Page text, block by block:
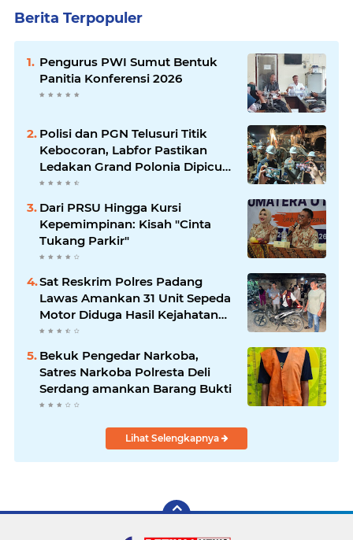
Berita Terpopuler
Pengurus PWI Sumut Bentuk
Panitia Konferensi 2026
Polisi dan PGN Telusuri Titik
Kebocoran, Labfor Pastikan
Ledakan Grand Polonia Dipicu
Akumulasi Gas
Dari PRSU Hingga Kursi
Kepemimpinan: Kisah "Cinta
Tukang Parkir"
Sat Reskrim Polres Padang
Lawas Amankan 31 Unit Sepeda
Motor Diduga Hasil Kejahatan
dari Rumah Warga di Pasar
Latong
Bekuk Pengedar Narkoba,
Satres Narkoba Polresta Deli
Serdang amankan Barang Bukti
Lihat Selengkapnya